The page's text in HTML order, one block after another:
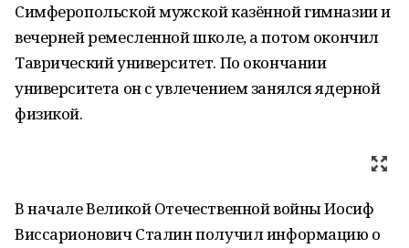
Симферопольской мужской казённой гимназии и
вечерней ремесленной школе, а потом окончил
Таврический университет. По окончании
университета он с увлечением занялся ядерной
физикой.
В начале Великой Отечественной войны Иосиф
Виссарионович Сталин получил информацию о